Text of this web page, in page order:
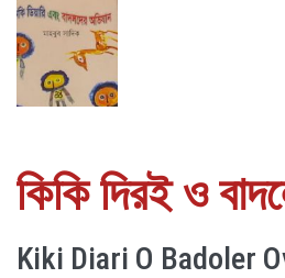
কিকি দিরই ও
Kiki Diari O Badoler